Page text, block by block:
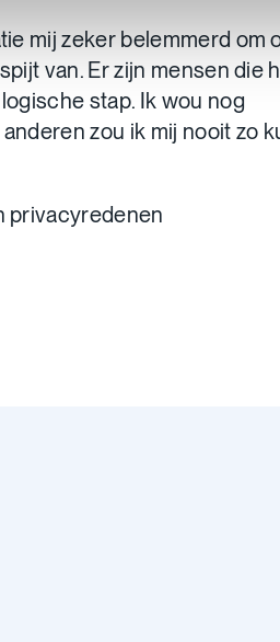
mij zeker belemmerd om
van. Er zijn mensen die
stap. Ik wou nog
zou ik mij nooit zo
privacyredenen